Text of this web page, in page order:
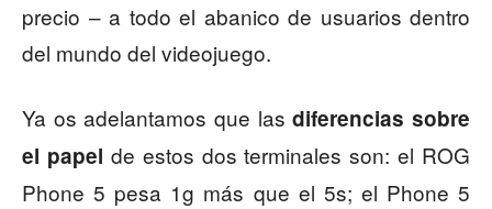
precio – a todo el abanico de usuarios dentro
del mundo del videojuego.
Ya os adelantamos que lasdiferencias sobre
el papel de estos dos terminales son: el ROG
Phone 5 pesa 1g más que el 5s; el Phone 5